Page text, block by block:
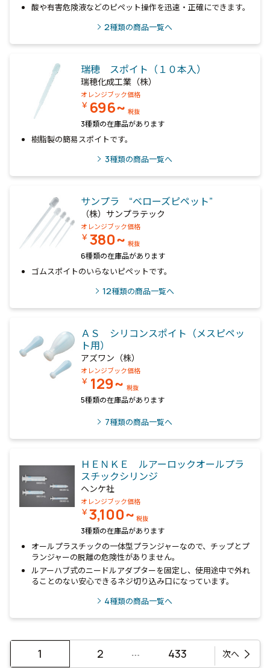
酸や有害危険液などのピペット操作を迅速・正確にできます。
2種類の商品一覧へ
瑞穂 スポイト（１０本入）
瑞穂化成工業（株）
オレンジブック価格
￥ 696~ 税抜
3種類の在庫品があります
樹脂製の簡易スポイトです。
3種類の商品一覧へ
サンプラ “ベローズピペット”
（株）サンプラテック
オレンジブック価格
￥ 380~ 税抜
6種類の在庫品があります
ゴムスポイトのいらないピペットです。
12種類の商品一覧へ
ＡＳ シリコンスポイト（メスピペッ
ト用）
アズワン（株）
オレンジブック価格
￥ 129~ 税抜
5種類の在庫品があります
7種類の商品一覧へ
ＨＥＮＫＥ ルアーロックオールプラ
スチックシリンジ
ヘンケ社
オレンジブック価格
￥3,100~ 税抜
3種類の在庫品があります
オールプラスチックの一体型プランジャーなので、チップとプ
ランジャーの脱離の危険性がありません。
ルアーハブ式のニードルアダプターを固定し、使用途中で外れ
ることのない安心できるネジ切り込み口になっています。
4種類の商品一覧へ
1 2 … 433 次へ